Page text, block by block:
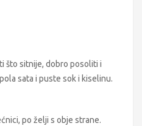
što sitnije, dobro posoliti i
sata i puste sok i kiselinu.
po želji s obje strane.